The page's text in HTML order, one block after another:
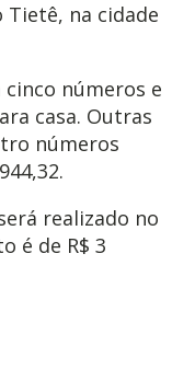
Tietê, na cidade
números e
casa. Outras
números
realizado no
é de R$ 3